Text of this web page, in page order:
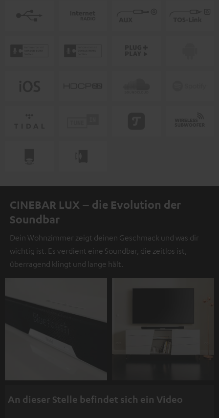
CINEBAR LUX – die Evolution der
Soundbar
Dein Wohnzimmer zeigt deinen Geschmack und was dir
wichtig ist. Es verdient eine Soundbar, die zeitlos ist,
überragend klingt und lange hält.
An dieser Stelle befindet sich ein Video